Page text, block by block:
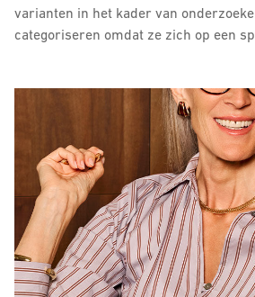
varianten in het kader van
categoriseren omdat ze zich op een